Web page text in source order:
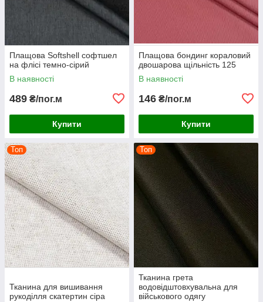
Плащова Softshell софтшел
на флісі темно-сірий
В наявності
489 ₴/пог.м
Купити
Плащова бондинг кораловий
двошарова щільність 125
В наявності
146 ₴/пог.м
Купити
Топ
Тканина для вишивання
рукоділля скатертин сіра
Топ
Тканина грета
водовідштовхувальна для
військового одягу